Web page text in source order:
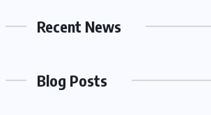
Recent News
Blog Posts